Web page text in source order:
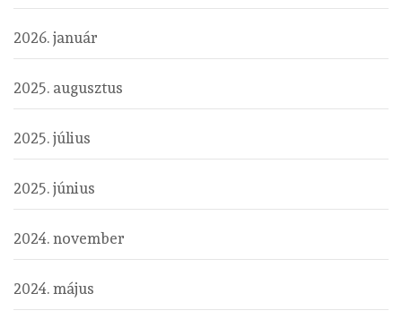
2026. január
2025. augusztus
2025. július
2025. június
2024. november
2024. május